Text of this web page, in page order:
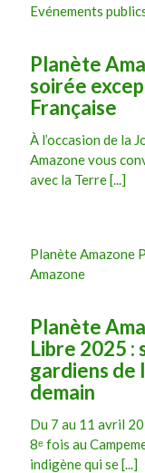
Evénements
Planète
soirée
Française
À l’occasion de la
Amazone vous
avec la Terre [...]
Planète Amazone
Amazone
Planète
Libre 2025 :
gardiens de
demain
Du 7 au 11 avril
8ᵉ fois au
indigène qui se [...]